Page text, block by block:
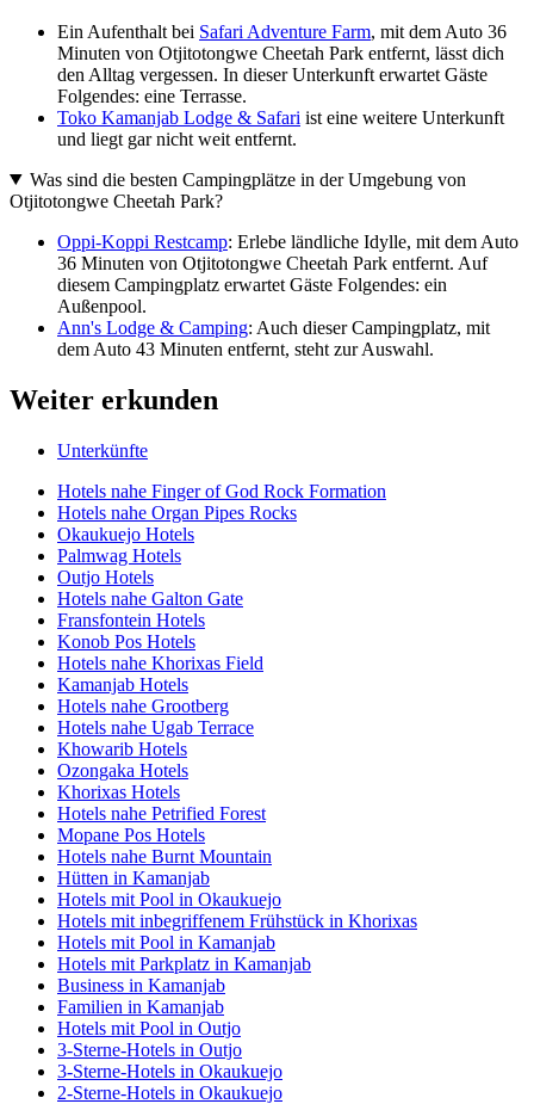
Ein Aufenthalt bei Safari Adventure Farm, mit dem Auto 36
Minuten von Otjitotongwe Cheetah Park entfernt, lässt dich
den Alltag vergessen. In dieser Unterkunft erwartet Gäste
Folgendes: eine Terrasse.
Toko Kamanjab Lodge & Safari ist eine weitere Unterkunft
und liegt gar nicht weit entfernt.
Was sind die besten Campingplätze in der Umgebung von
Otjitotongwe Cheetah Park?
Oppi-Koppi Restcamp: Erlebe ländliche Idylle, mit dem Auto
36 Minuten von Otjitotongwe Cheetah Park entfernt. Auf
diesem Campingplatz erwartet Gäste Folgendes: ein
Außenpool.
Ann's Lodge & Camping: Auch dieser Campingplatz, mit
dem Auto 43 Minuten entfernt, steht zur Auswahl.
Weiter erkunden
Unterkünfte
Hotels nahe Finger of God Rock Formation
Hotels nahe Organ Pipes Rocks
Okaukuejo Hotels
Palmwag Hotels
Outjo Hotels
Hotels nahe Galton Gate
Fransfontein Hotels
Konob Pos Hotels
Hotels nahe Khorixas Field
Kamanjab Hotels
Hotels nahe Grootberg
Hotels nahe Ugab Terrace
Khowarib Hotels
Ozongaka Hotels
Khorixas Hotels
Hotels nahe Petrified Forest
Mopane Pos Hotels
Hotels nahe Burnt Mountain
Hütten in Kamanjab
Hotels mit Pool in Okaukuejo
Hotels mit inbegriffenem Frühstück in Khorixas
Hotels mit Pool in Kamanjab
Hotels mit Parkplatz in Kamanjab
Business in Kamanjab
Familien in Kamanjab
Hotels mit Pool in Outjo
3-Sterne-Hotels in Outjo
3-Sterne-Hotels in Okaukuejo
2-Sterne-Hotels in Okaukuejo